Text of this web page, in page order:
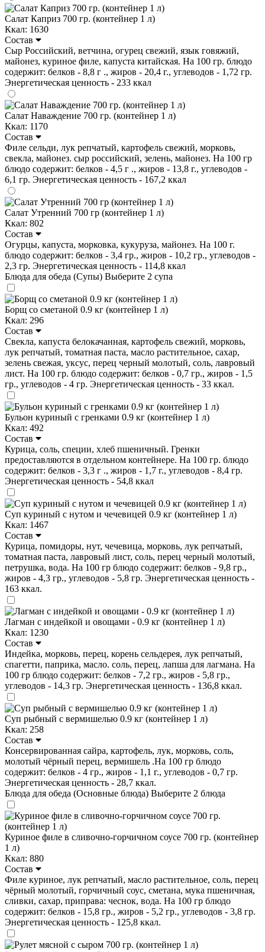
Салат Каприз 700 гр. (контейнер 1 л)
Ккал: 1630
Состав
Сыр Российский, ветчина, огурец свежий, язык говяжий,
майонез, куриное филе, капуста китайская. На 100 гр. блюдо
содержит: белков - 8,8 г ., жиров - 20,4 г., углеводов - 1,72 гр.
Энергетическая ценность - 233 ккал
Салат Наваждение 700 гр. (контейнер 1 л)
Ккал: 1170
Состав
Филе сельди, лук репчатый, картофель свежий, морковь,
свекла, майонез. сыр российский, зелень, майонез. На 100 гр
блюдо содержит: белков - 4,5 г ., жиров - 13,8 г., углеводов -
6,1 гр. Энергетическая ценность - 167,2 ккал
Салат Утренний 700 гр (контейнер 1 л)
Ккал: 802
Состав
Огурцы, капуста, морковка, кукуруза, майонез. На 100 г.
блюдо содержит: белков - 3,4 гр., жиров - 10,2 гр., углеводов -
2,3 гр. Энергетическая ценность - 114,8 ккал
Блюда для обеда (Супы) Выберите 2 супа
Борщ со сметаной 0.9 кг (контейнер 1 л)
Ккал: 296
Состав
Свекла, капуста белокачанная, картофель свежий, морковь,
лук репчатый, томатная паста, масло растительное, сахар,
зелень свежая, уксус, перец черный молотый, соль, лавровый
лист. На 100 гр. блюдо содержит: белков - 0,7 гр., жиров - 1,5
гр., углеводов - 4 гр. Энергетическая ценность - 33 ккал.
Бульон куриный с гренками 0.9 кг (контейнер 1 л)
Ккал: 492
Состав
Курица, соль, специи, хлеб пшеничный. Гренки
предоставляются в отдельном контейнере. На 100 гр. блюдо
содержит: белков - 3,3 г ., жиров - 1,7 г., углеводов - 8,4 гр.
Энергетическая ценность - 54,8 ккал
Суп куриный с нутом и чечевицей 0.9 кг (контейнер 1 л)
Ккал: 1467
Состав
Курица, помидоры, нут, чечевица, морковь, лук репчатый,
томатная паста, лавровый лист, соль, перец черный молотый,
петрушка, вода. На 100 гр блюдо содержит: белков - 9,8 гр.,
жиров - 4,3 гр., углеводов - 5,8 гр. Энергетическая ценность -
163 ккал.
Лагман с индейкой и овощами - 0.9 кг (контейнер 1 л)
Ккал: 1230
Состав
Индейка, морковь, перец, корень сельдерея, лук репчатый,
спагетти, паприка, масло. соль, перец, лапша для лагмана. На
100 гр блюдо содержит: белков - 7,2 гр., жиров - 5,8 гр.,
углеводов - 14,3 гр. Энергетическая ценность - 136,8 ккал.
Суп рыбный с вермишелью 0.9 кг (контейнер 1 л)
Ккал: 258
Состав
Консервированная сайра, картофель, лук, морковь, соль,
молотый чёрный перец, вермишель .На 100 гр блюдо
содержит: белков - 4 гр., жиров - 1,1 г., углеводов - 0,7 гр.
Энергетическая ценность - 28,7 ккал.
Блюда для обеда (Основные блюда) Выберите 2 блюда
Куриное филе в сливочно-горчичном соусе 700 гр. (контейнер
1 л)
Ккал: 880
Состав
Филе куриное, лук репчатый, масло растительное, соль, перец
чёрный молотый, горчичный соус, сметана, мука пшеничная,
сливки, сахар, приправа: чеснок, вода. На 100 гр блюдо
содержит: белков - 15,8 гр., жиров - 5,2 гр., углеводов - 3,8 гр.
Энергетическая ценность - 125,8 ккал.